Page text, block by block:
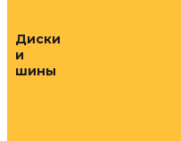
Диски
и
шины